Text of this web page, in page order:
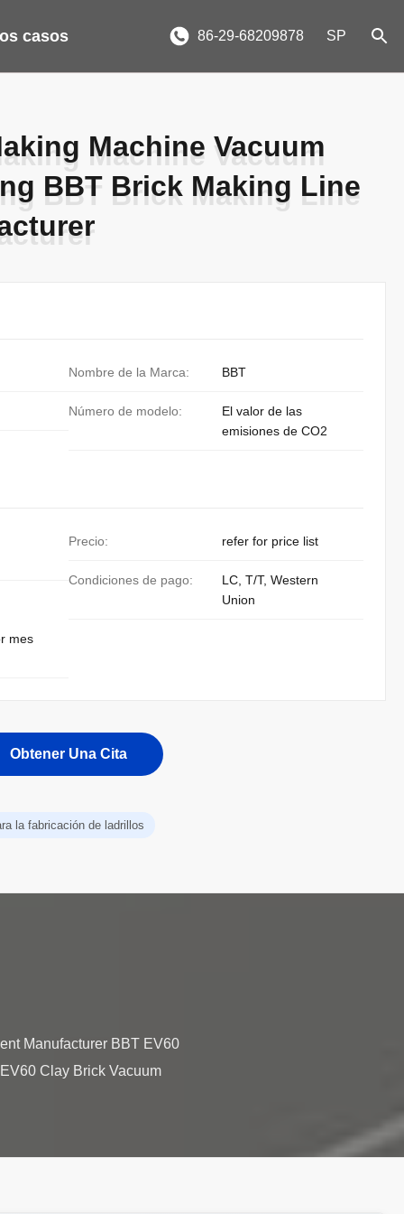
casos 86-29-68209878 SP
Machine Vacuum
BBT Brick Making Line
Machine Vacuum
BBT Brick Making Line
Nombre de la Marca: BBT
Número de modelo:
El valor de las
emisiones de CO2
Precio: refer for price list
Condiciones de pago:
LC, T/T, Western
Union
mes
Obtener Una Cita
la fabricación de ladrillos
Manufacturer BBT EV60
Clay Brick Vacuum